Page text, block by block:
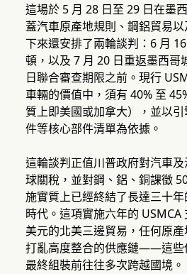
這場於 5 月 28 日至 29 日在墨
蓋汽車原產地規則、鋼鋁貿易
下來還安排了兩輪談判：6 月
頓，以及 7 月 20 日重返墨西
日聯合審查期限之前。現行
車輛的價值中，須有 40% 至
質上即美國或加拿大），並以
件等核心部件清單為依據。
這輪談判正值川普政府對汽車
球關稅，並對鋼、鋁、銅課徵
施實質上已經終結了長達三十
時代。這項實施六年的 USMCA
美元的北美三邊貿易，任何原
打亂高度整合的供應鏈——這些
最終組裝前往往多次跨越國境。